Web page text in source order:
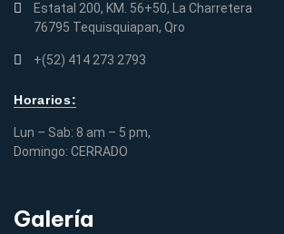
Estatal 200, KM. 56+50, La Charretera
76795 Tequisquiapan, Qro
+(52) 414 273 2793
Horarios:
Lun – Sab: 8 am – 5 pm,
Domingo: CERRADO
Galería